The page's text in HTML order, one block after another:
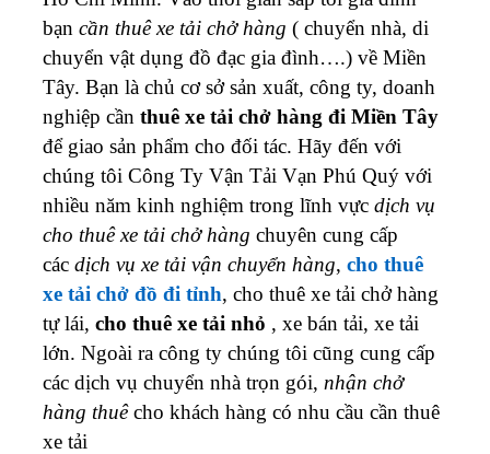
bạn cần thuê xe tải chở hàng ( chuyển nhà, di
chuyển vật dụng đồ đạc gia đình….) về Miền
Tây. Bạn là chủ cơ sở sản xuất, công ty, doanh
nghiệp cần thuê xe tải chở hàng đi Miền Tây
để giao sản phẩm cho đối tác. Hãy đến với
chúng tôi Công Ty Vận Tải Vạn Phú Quý với
nhiều năm kinh nghiệm trong lĩnh vực dịch vụ
cho thuê xe tải chở hàng chuyên cung cấp
các dịch vụ xe tải vận chuyển hàng, cho thuê
xe tải chở đồ đi tỉnh, cho thuê xe tải chở hàng
tự lái, cho thuê xe tải nhỏ , xe bán tải, xe tải
lớn. Ngoài ra công ty chúng tôi cũng cung cấp
các dịch vụ chuyển nhà trọn gói, nhận chở
hàng thuêcho khách hàng có nhu cầu cần thuê
xe tải